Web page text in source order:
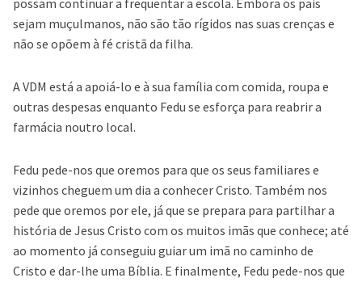
possam continuar a frequentar a escola. Embora os pais
sejam muçulmanos, não são tão rígidos nas suas crenças e
não se opõem à fé cristã da filha.
A VDM está a apoiá-lo e à sua família com comida, roupa e
outras despesas enquanto Fedu se esforça para reabrir a
farmácia noutro local.
Fedu pede-nos que oremos para que os seus familiares e
vizinhos cheguem um dia a conhecer Cristo. Também nos
pede que oremos por ele, já que se prepara para partilhar a
história de Jesus Cristo com os muitos imãs que conhece; até
ao momento já conseguiu guiar um imã no caminho de
Cristo e dar-lhe uma Bíblia. E finalmente, Fedu pede-nos que